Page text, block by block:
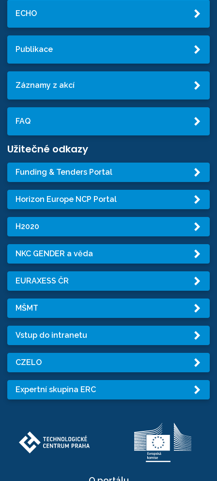
ECHO
Publikace
Záznamy z akcí
FAQ
Užitečné odkazy
Funding & Tenders Portal
Horizon Europe NCP Portal
H2020
NKC GENDER a věda
EURAXESS ČR
MŠMT
Vstup do intranetu
CZELO
Expertní skupina ERC